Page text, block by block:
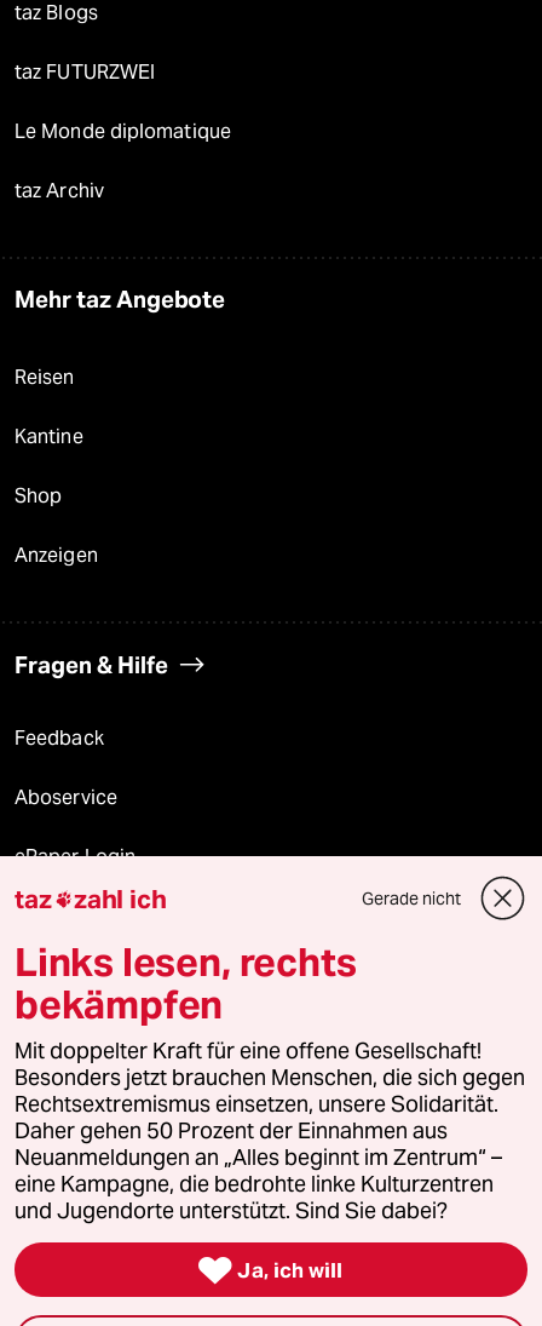
taz Blogs
taz FUTURZWEI
Le Monde diplomatique
taz Archiv
Mehr taz Angebote
Reisen
Kantine
Shop
Anzeigen
Fragen & Hilfe
Feedback
Aboservice
ePaper Login
Downloads für Abonnierende
© 2026 taz Verlags und Vertriebs GmbH
Alle Rechte vorbehalten. Bei rechtlichen Fragen oder für Genehmigungen
wenden Sie sich bitte an
lizenzen@taz.de
Feedback Redaktionsstatut Kommune-Richtlinien
Leitlinie Informant Datenschutz Impressum AGB
Seitenwende Einwilligungen widerrufen (Ads)
taz zahl ich Gerade nicht
Links lesen, rechts
bekämpfen
Mit doppelter Kraft für eine offene Gesellschaft!
Besonders jetzt brauchen Menschen, die sich gegen
Rechtsextremismus einsetzen, unsere Solidarität.
Daher gehen 50 Prozent der Einnahmen aus
Neuanmeldungen an „Alles beginnt im Zentrum“ –
eine Kampagne, die bedrohte linke Kulturzentren
und Jugendorte unterstützt. Sind Sie dabei?
 Ja, ich will